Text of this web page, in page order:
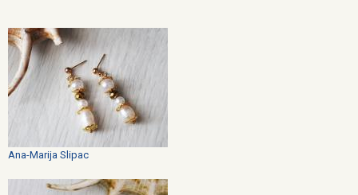
Ana-Marija Slipac